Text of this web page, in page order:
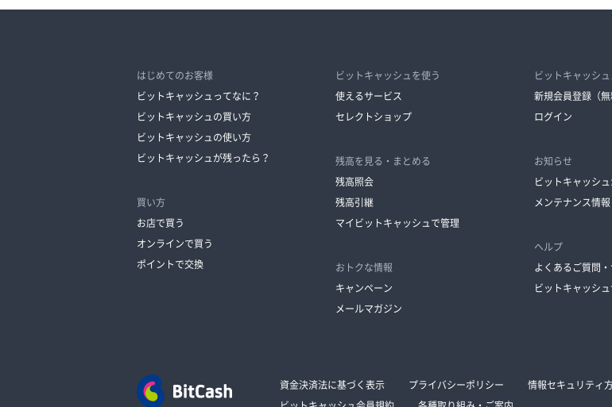
はじめてのお客様
ビットキャッシュってなに？
ビットキャッシュの買い方
ビットキャッシュの使い方
ビットキャッシュが残ったら？
買い方
お店で買う
オンラインで買う
ポイントで交換
ビットキャッシュを使う
使えるサービス
セレクトショップ
残高を見る・まとめる
残高照会
残高引継
マイビットキャッシュで管理
おトクな情報
キャンペーン
メールマガジン
ビットキャッシ
新規会員登録（無
ログイン
お知らせ
ビットキャッシ
メンテナンス情報
ヘルプ
よくあるご質問
ビットキャッシ
資金決済法に基づく表示 プライバシーポリシー 情報セキュリティ